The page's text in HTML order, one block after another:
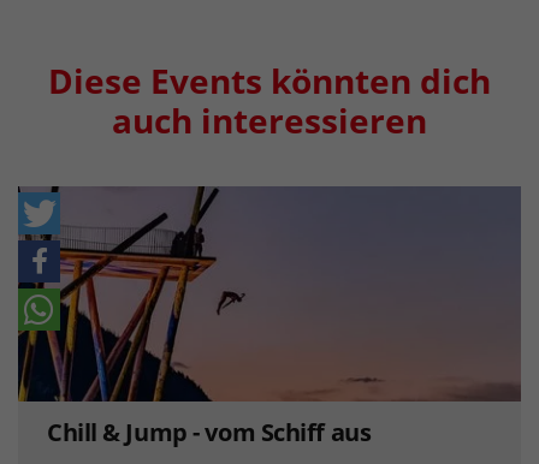
Diese Events könnten dich
auch interessieren
Chill & Jump - vom Schiff aus